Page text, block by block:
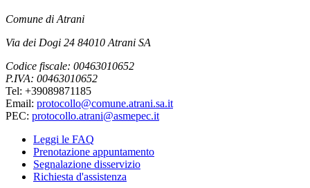
Comune di Atrani
Via dei Dogi 24 84010 Atrani SA
Codice fiscale: 00463010652
P.IVA: 00463010652
Tel: +39089871185
Email: protocollo@comune.atrani.sa.it
PEC: protocollo.atrani@asmepec.it
Leggi le FAQ
Prenotazione appuntamento
Segnalazione disservizio
Richiesta d'assistenza